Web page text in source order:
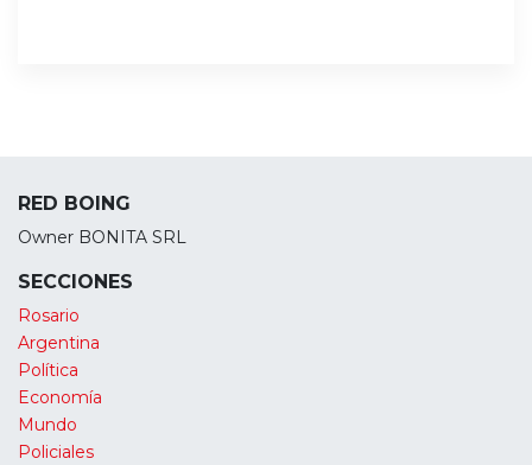
RED BOING
Owner BONITA SRL
SECCIONES
Rosario
Argentina
Política
Economía
Mundo
Policiales